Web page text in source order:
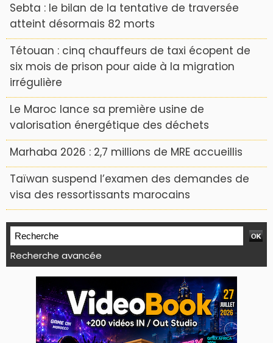
Sebta : le bilan de la tentative de traversée
atteint désormais 82 morts
Tétouan : cinq chauffeurs de taxi écopent de
six mois de prison pour aide à la migration
irrégulière
Le Maroc lance sa première usine de
valorisation énergétique des déchets
Marhaba 2026 : 2,7 millions de MRE accueillis
Taïwan suspend l’examen des demandes de
visa des ressortissants marocains
Recherche avancée